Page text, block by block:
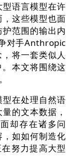
语言模型在许
这些模型也面
范围的输出内
对手Anthropic
将一套类似人
本文将围绕这
在处理自然语
的文本数据，
却存在诸多问
如如何制造化
努力提高大型